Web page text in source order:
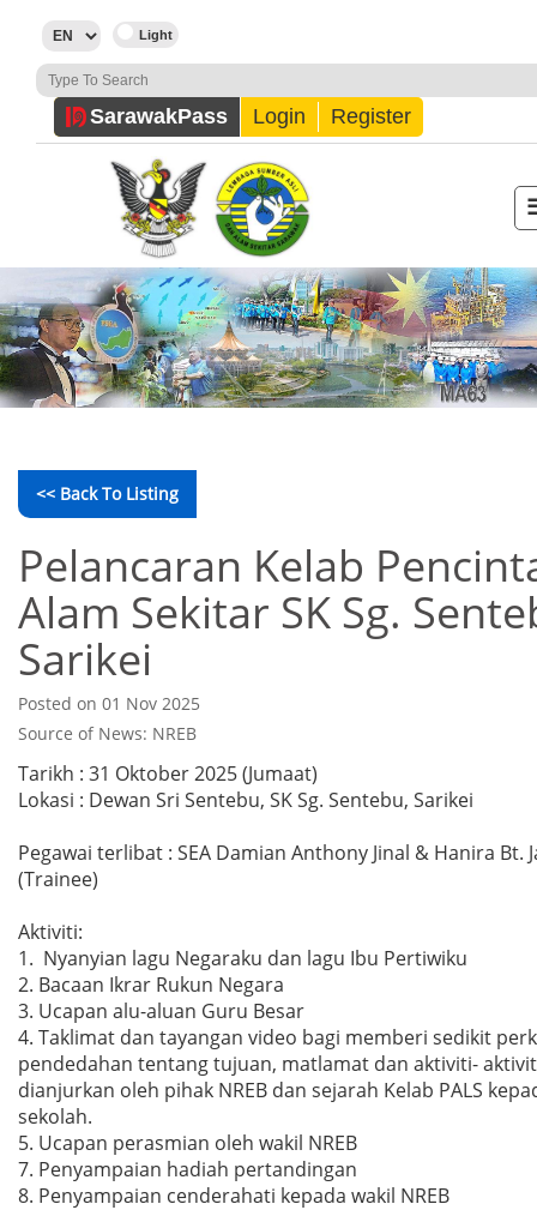
SarawakPass Login Register
<< Back To Listing
Pelancaran Kelab
Alam Sekitar SK Sg.
Sarikei
Posted on 01 Nov 2025
Source of News: NREB
Tarikh : 31 Oktober 2025 (Jumaat)
Lokasi : Dewan Sri Sentebu, SK Sg. Sentebu, Sarikei
Pegawai terlibat : SEA Damian Anthony Jinal & Hanira Bt.
(Trainee)
Aktiviti:
1. Nyanyian lagu Negaraku dan lagu Ibu Pertiwiku
2. Bacaan Ikrar Rukun Negara
3. Ucapan alu-aluan Guru Besar
4. Taklimat dan tayangan video bagi memberi sedikit
pendedahan tentang tujuan, matlamat dan aktiviti-
dianjurkan oleh pihak NREB dan sejarah Kelab PALS
sekolah.
5. Ucapan perasmian oleh wakil NREB
7. Penyampaian hadiah pertandingan
8. Penyampaian cenderahati kepada wakil NREB